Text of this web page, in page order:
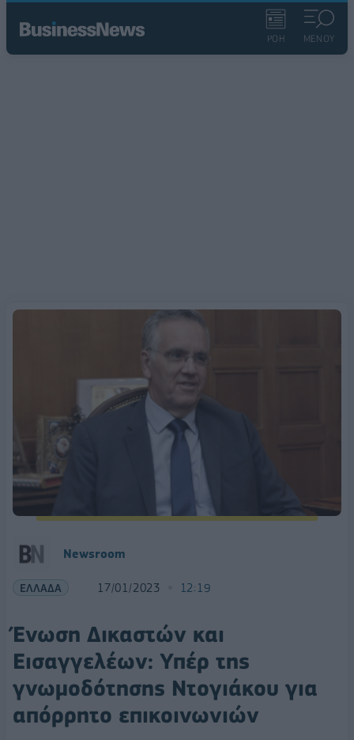
ΡΟΗ ΜΕΝΟΥ
Newsroom
ΕΛΛΑΔΑ 17/01/2023 12:19
Ένωση Δικαστών και
Εισαγγελέων: Υπέρ της
γνωμοδότησης Ντογιάκου για
απόρρητο επικοινωνιών